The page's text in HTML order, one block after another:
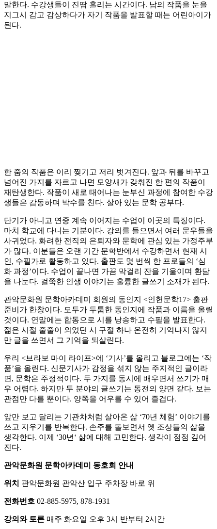
말한다. 수강생들이 진땀 흘리는 시간이다. 남의 작품을 눈을
지그시 감고 감상하다가 자기 작품을 발표할 때는 어린아이가
된다.
한 줌의 작품은 이리 찢기고 저리 벗겨진다. 앞과 뒤를 바꾸고
넘어진 가지를 자르고 나면 모양새가 갖춰진 한 편의 작품이
재탄생한다. 작품이 새로 태어나는 눈부신 과정에 참여한 수강
생들은 감동하며 박수를 친다. 살아 있는 문학 공부다.
단기가 아니고 연중 계속 이어지는 수업이 이곳의 특징이다.
마치 학교에 다니는 기분이다. 강의를 들으면서 여러 문우들을
사귀었다. 화려한 전직의 은퇴자와 문학에 관심 있는 가정주부
가 많다. 이분들은 오랜 기간 문학반에서 수강하면서 현재 시
인, 수필가로 활동하고 있다. 출판도 몇 번씩 한 프로들의 ‘심
화 과정’이다. 수업이 끝나면 가끔 막걸리 잔을 기울이며 환담
을 나눈다. 걸쭉한 인생 이야기는 훌륭한 글쓰기 소재가 된다.
관악문화원 문학아카데미 회원의 동인지 <인헌문학17> 출판
준비가 한창이다. 모두가 두툼한 동인지에 작품과 이름을 올릴
것이다. 연말에는 합동으로 시를 낭송하고 수필을 발표한다.
젊은 시절 줄줄이 외었던 시 구절 하나 온전히 기억나지 않지
만 글을 쓰면서 그 기억을 되살린다.
우리 <브라보 마이 라이프>에 ‘기사’를 올리고 블로그에는 ‘작
품’을 올린다. 신문기사가 감정을 섞지 않는 주지적인 글이라
면, 문학은 주정적이다. 두 가지를 동시에 배우면서 쓰기가 매
우 어렵다. 하지만 두 분야의 글쓰기는 동전의 양면 같다. 보는
관점만 다를 뿐이다. 양쪽을 어우를 수 있어 즐겁다.
앞만 보고 달리는 기관차처럼 살아온 삶 ‘70년 체험’ 이야기를
쓰고 지우기를 반복한다. 손주를 돌보면서 옛 조상들의 삶을
생각한다. 이제 ‘30년‘ 삶에 대해 고민한다. 생각이 점점 깊어
진다.
관악문화원 문학아카데미 동호회 안내
위치 관악문화원 관악산 입구 주차장 바로 위
전화번호 02-885-5975, 878-1931
강의와 토론 매주 화요일 오후 3시 반부터 2시간